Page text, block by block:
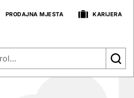
PRODAJNA MJESTA KARIJERA